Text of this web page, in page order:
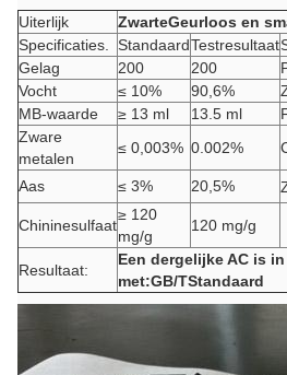
Uiterlijk
ZwarteGeurloos en
Specificaties.
StandaardTestresultaat
Gelag
200 200
Vocht
≤ 10% 90,6%
MB-waarde
≥ 13 ml 13.5 ml
Zware
metalen
≤ 0,003% 0.002%
Aas ≤ 3% 20,5%
Chininesulfaat
≥ 120
mg/g
120 mg/g
Resultaat:
Een dergelijke AC is
met:GB/TStandaard